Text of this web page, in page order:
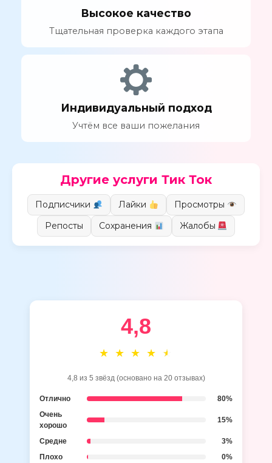
Высокое качество
Тщательная проверка каждого этапа
Индивидуальный подход
Учтём все ваши пожелания
Другие услуги Тик Ток
Подписчики Лайки
Просмотры
Репосты
Сохранения Жалобы
4,8
4,8 из 5 звёзд (основано на 20 отзывах)
Отлично
80%
Очень
хорошо
15%
Средне
3%
Плохо
0%